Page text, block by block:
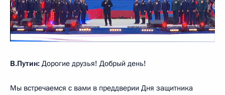
В.Путин: Дорогие друзья! Добрый день!
Мы встречаемся с вами в преддверии Дня защитника